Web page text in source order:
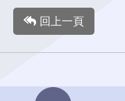
回上一頁